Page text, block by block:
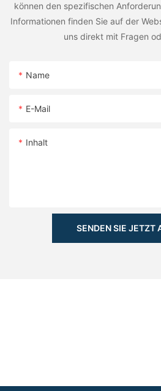
können den spezifischen
Informationen finden Sie auf der
uns direkt mit Fragen
Name
E-Mail
Inhalt
SENDEN SIE JETZT